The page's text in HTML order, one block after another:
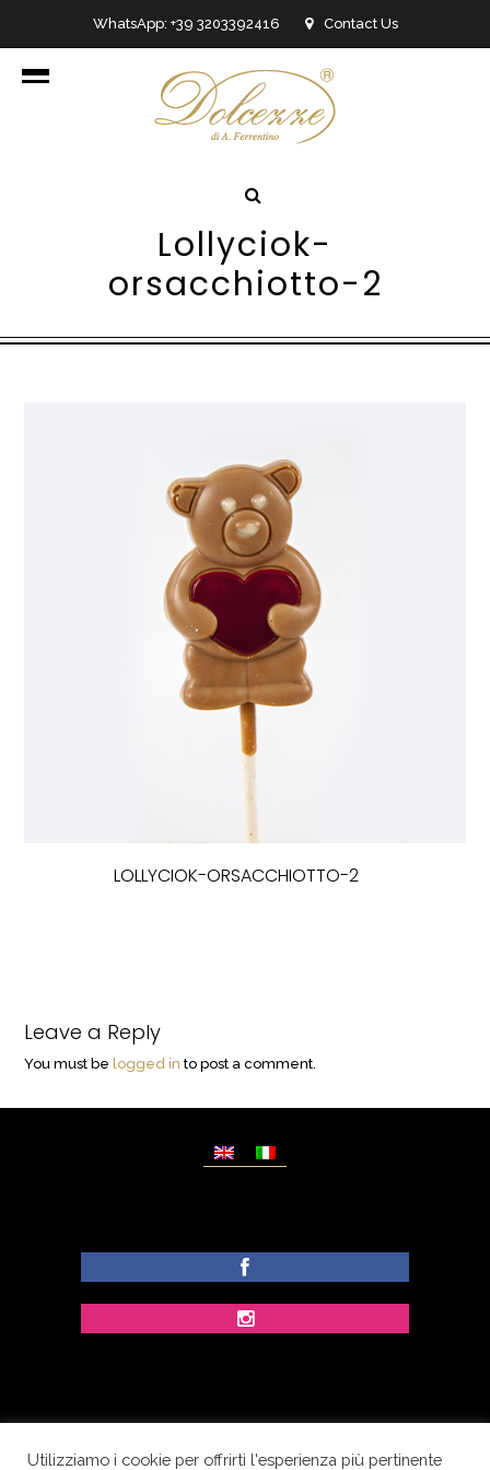
WhatsApp: +39 3203392416 Contact Us
info@dolcezzedicioccolato.it
Lollyciok-
orsacchiotto-2
LOLLYCIOK-ORSACCHIOTTO-2
Leave a Reply
You must be logged in to post a comment.
Utilizziamo i cookie per offrirti l'esperienza più pertinente